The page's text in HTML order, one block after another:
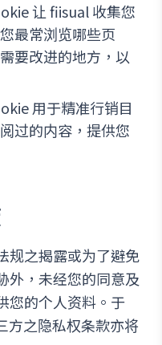
让 fiisual 收集您
最常浏览哪些页
要改进的地方，以
用于精准行销目
过的内容，提供您
规之揭露或为了避免
外，未经您的同意及
您的个人资料。于
方之隐私权条款亦将